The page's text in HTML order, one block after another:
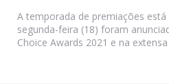
A temporada de premiações
segunda-feira (18) foram
Choice Awards 2021 e na extensa